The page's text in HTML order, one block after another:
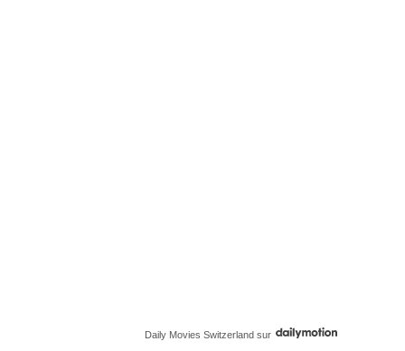
Daily Movies Switzerland sur